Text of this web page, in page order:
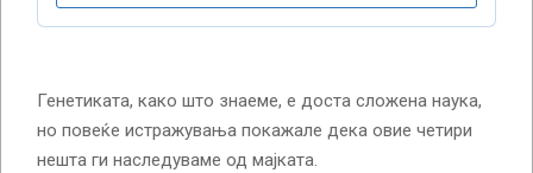
Генетиката, како што знаеме, е доста сложена наука,
но повеќе истражувања покажале дека овие четири
нешта ги наследуваме од мајката.